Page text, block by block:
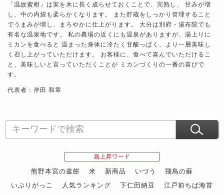
「温故蜜柑」は実を木に長く成らせておくことで、完熟し、 甘みが増
し、中の内袋も柔らかくなります。 また貯蔵をしっかり管理すること
でうまみが増し、まろやかに仕上がります。 大分は別府・湯布院でも
有名な温泉地です。 私の農場の近くにも温泉がありますが、湯上りに
ミカンを食べると 温まった身体に冷たく甘酸っぱく、より一層美味し
く召し上がっていただけます。 お客様に、食べて喜んでいただけるこ
と、美味しいと言っていただくことが ミカンづくりの一番の喜びで
す。
代表者：岸田 和章
急上昇ワード
熊野本宮の釜餅 米 新商品 いづう
飛鳥の蘇
いぶりがっこ
人気ランキング 下仁田納豆
江戸前ちば海苔